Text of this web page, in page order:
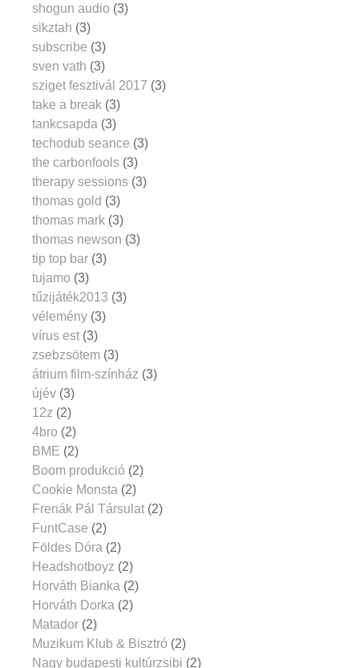
shogun audio (3)
sikztah (3)
subscribe (3)
sven vath (3)
sziget fesztivál 2017 (3)
take a break (3)
tankcsapda (3)
techodub seance (3)
the carbonfools (3)
therapy sessions (3)
thomas gold (3)
thomas mark (3)
thomas newson (3)
tip top bar (3)
tujamo (3)
tűzijáték2013 (3)
vélemény (3)
vírus est (3)
zsebzsötem (3)
átrium film-színház (3)
újév (3)
12z (2)
4bro (2)
BME (2)
Boom produkció (2)
Cookie Monsta (2)
Frenák Pál Társulat (2)
FuntCase (2)
Földes Dóra (2)
Headshotboyz (2)
Horváth Bianka (2)
Horváth Dorka (2)
Matador (2)
Muzikum Klub & Bisztró (2)
Nagy budapesti kultúrzsibi (2)